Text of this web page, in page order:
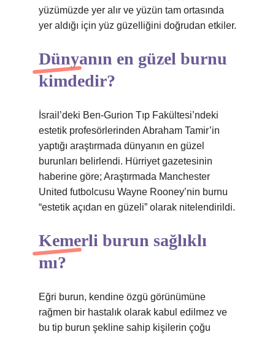
yüzümüzde yer alır ve yüzün tam ortasında
yer aldığı için yüz güzelliğini doğrudan etkiler.
Dünyanın en güzel burnu
kimdedir?
İsrail’deki Ben-Gurion Tıp Fakültesi’ndeki
estetik profesörlerinden Abraham Tamir’in
yaptığı araştırmada dünyanın en güzel
burunları belirlendi. Hürriyet gazetesinin
haberine göre; Araştırmada Manchester
United futbolcusu Wayne Rooney’nin burnu
“estetik açıdan en güzeli” olarak nitelendirildi.
Kemerli burun sağlıklı
mı?
Eğri burun, kendine özgü görünümüne
rağmen bir hastalık olarak kabul edilmez ve
bu tip burun şekline sahip kişilerin çoğu